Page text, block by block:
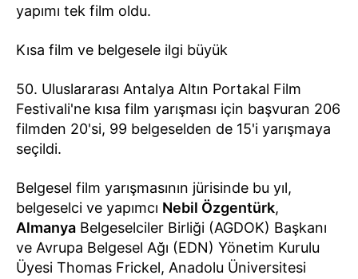
yapımı tek film oldu.
Kısa film ve belgesele ilgi büyük
50. Uluslararası Antalya Altın Portakal Film
Festivali'ne kısa film yarışması için başvuran 206
filmden 20'si, 99 belgeselden de 15'i yarışmaya
seçildi.
Belgesel film yarışmasının jürisinde bu yıl,
belgeselci ve yapımcı Nebil Özgentürk,
Almanya Belgeselciler Birliği (AGDOK) Başkanı
ve Avrupa Belgesel Ağı (EDN) Yönetim Kurulu
Üyesi Thomas Frickel, Anadolu Üniversitesi